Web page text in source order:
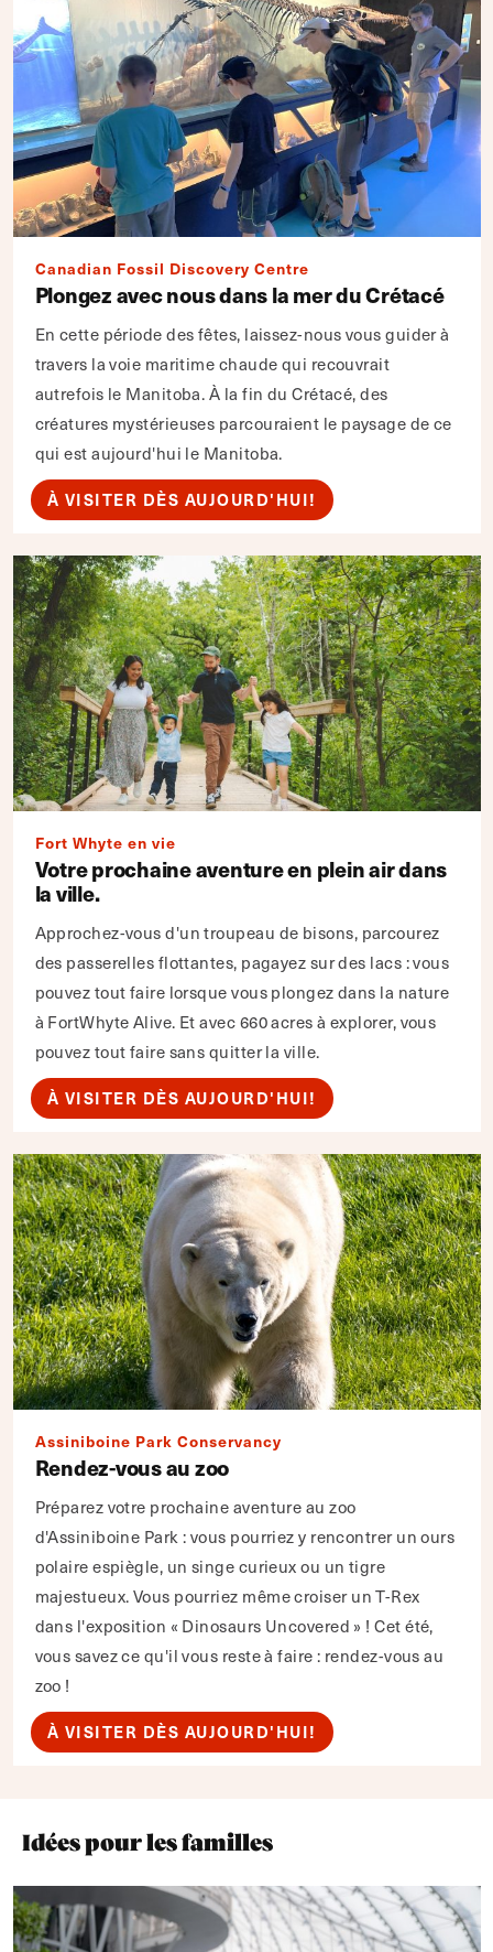
Canadian Fossil Discovery Centre
Plongez avec nous dans la mer du Crétacé
En cette période des fêtes, laissez-nous vous guider à
travers la voie maritime chaude qui recouvrait
autrefois le Manitoba. À la fin du Crétacé, des
créatures mystérieuses parcouraient le paysage de ce
qui est aujourd'hui le Manitoba.
À VISITER DÈS AUJOURD'HUI!
Fort Whyte en vie
Votre prochaine aventure en plein air dans
la ville.
Approchez-vous d'un troupeau de bisons, parcourez
des passerelles flottantes, pagayez sur des lacs : vous
pouvez tout faire lorsque vous plongez dans la nature
à FortWhyte Alive. Et avec 660 acres à explorer, vous
pouvez tout faire sans quitter la ville.
À VISITER DÈS AUJOURD'HUI!
Assiniboine Park Conservancy
Rendez-vous au zoo
Préparez votre prochaine aventure au zoo
d'Assiniboine Park : vous pourriez y rencontrer un ours
polaire espiègle, un singe curieux ou un tigre
majestueux. Vous pourriez même croiser un T-Rex
dans l'exposition « Dinosaurs Uncovered » ! Cet été,
vous savez ce qu'il vous reste à faire : rendez-vous au
zoo !
À VISITER DÈS AUJOURD'HUI!
Idées pour les familles